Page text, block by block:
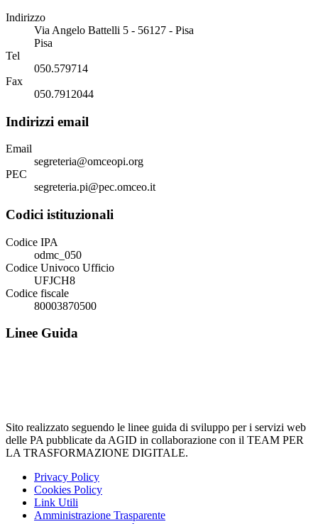
Indirizzo
Via Angelo Battelli 5 - 56127 - Pisa
Pisa
Tel
050.579714
Fax
050.7912044
Indirizzi email
Email
segreteria@omceopi.org
PEC
segreteria.pi@pec.omceo.it
Codici istituzionali
Codice IPA
odmc_050
Codice Univoco Ufficio
UFJCH8
Codice fiscale
80003870500
Linee Guida
Sito realizzato seguendo le linee guida di sviluppo per i servizi web
delle PA pubblicate da AGID in collaborazione con il TEAM PER
LA TRASFORMAZIONE DIGITALE.
Privacy Policy
Cookies Policy
Link Utili
Amministrazione Trasparente